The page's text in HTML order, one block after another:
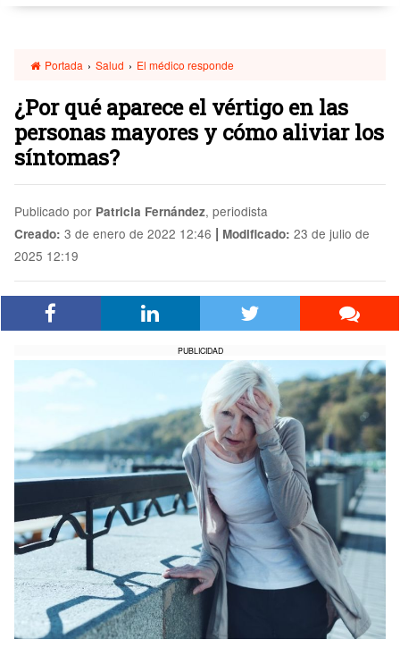
Portada › Salud › El médico responde
¿Por qué aparece el vértigo en las
personas mayores y cómo aliviar los
síntomas?
Publicado por Patricia Fernández, periodista
Creado: 3 de enero de 2022 12:46 | Modificado: 23 de julio de
2025 12:19
PUBLICIDAD